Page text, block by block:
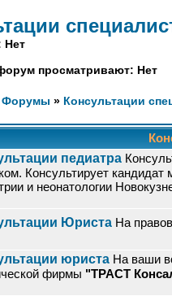
Нет
просматривают: Нет
Форумы » Консультации
педиатра
Консультирует
и неонатологии
Юриста На
юриста На ваши
фирмы "ТРАСТ